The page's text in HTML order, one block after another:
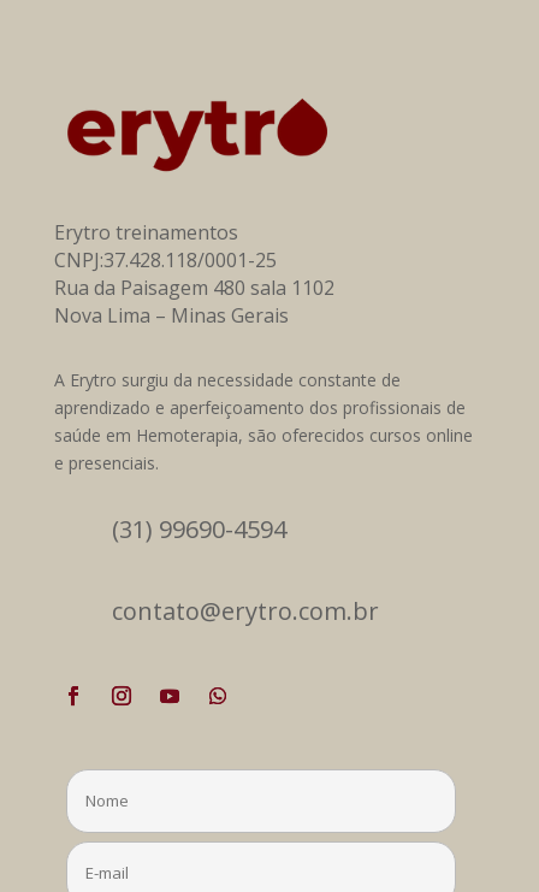
Erytro treinamentos
CNPJ:37.428.118/0001-25
Rua da Paisagem 480 sala 1102
Nova Lima – Minas Gerais
A Erytro surgiu da necessidade constante de
aprendizado e aperfeiçoamento dos profissionais de
saúde em Hemoterapia, são oferecidos cursos online
e presenciais.
(31) 99690-4594
contato@erytro.com.br